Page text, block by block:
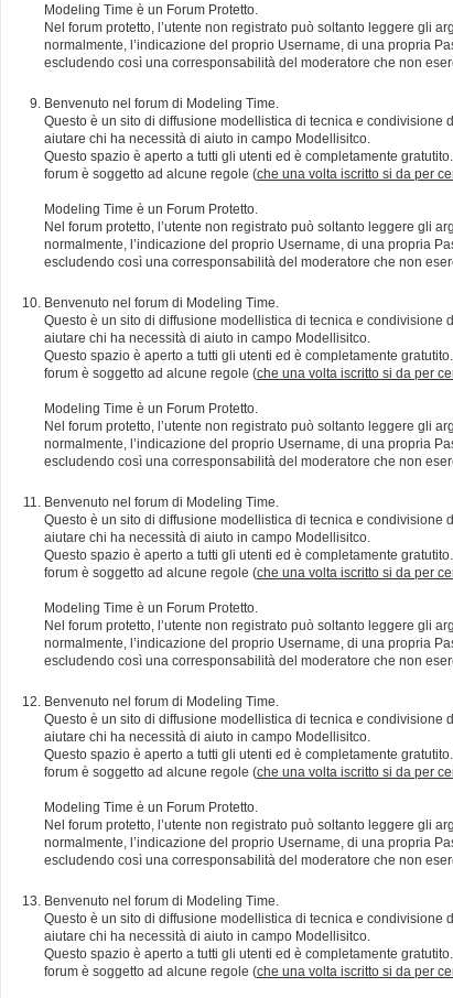
Modeling Time è un Forum Protetto.
Nel forum protetto, l’utente non registrato può soltanto leggere gli
normalmente, l’indicazione del proprio Username, di una propria
escludendo così una corresponsabilità del moderatore che non
Benvenuto nel forum di Modeling Time.
Questo è un sito di diffusione modellistica di tecnica e
aiutare chi ha necessità di aiuto in campo Modellisitco.
Questo spazio è aperto a tutti gli utenti ed è completamente
forum è soggetto ad alcune regole (che una volta iscritto si da per
Modeling Time è un Forum Protetto.
Nel forum protetto, l’utente non registrato può soltanto leggere gli
normalmente, l’indicazione del proprio Username, di una propria
escludendo così una corresponsabilità del moderatore che non
Benvenuto nel forum di Modeling Time.
Questo è un sito di diffusione modellistica di tecnica e
aiutare chi ha necessità di aiuto in campo Modellisitco.
Questo spazio è aperto a tutti gli utenti ed è completamente
forum è soggetto ad alcune regole (che una volta iscritto si da per
Modeling Time è un Forum Protetto.
Nel forum protetto, l’utente non registrato può soltanto leggere gli
normalmente, l’indicazione del proprio Username, di una propria
escludendo così una corresponsabilità del moderatore che non
Benvenuto nel forum di Modeling Time.
Questo è un sito di diffusione modellistica di tecnica e
aiutare chi ha necessità di aiuto in campo Modellisitco.
Questo spazio è aperto a tutti gli utenti ed è completamente
forum è soggetto ad alcune regole (che una volta iscritto si da per
Modeling Time è un Forum Protetto.
Nel forum protetto, l’utente non registrato può soltanto leggere gli
normalmente, l’indicazione del proprio Username, di una propria
escludendo così una corresponsabilità del moderatore che non
Benvenuto nel forum di Modeling Time.
Questo è un sito di diffusione modellistica di tecnica e
aiutare chi ha necessità di aiuto in campo Modellisitco.
Questo spazio è aperto a tutti gli utenti ed è completamente
forum è soggetto ad alcune regole (che una volta iscritto si da per
Modeling Time è un Forum Protetto.
Nel forum protetto, l’utente non registrato può soltanto leggere gli
normalmente, l’indicazione del proprio Username, di una propria
escludendo così una corresponsabilità del moderatore che non
Benvenuto nel forum di Modeling Time.
Questo è un sito di diffusione modellistica di tecnica e
aiutare chi ha necessità di aiuto in campo Modellisitco.
Questo spazio è aperto a tutti gli utenti ed è completamente
forum è soggetto ad alcune regole (che una volta iscritto si da per